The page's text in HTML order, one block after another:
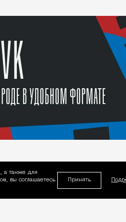
а также для
вы соглашаетесь
Принять